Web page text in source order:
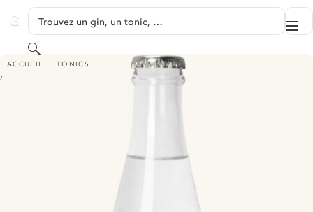
GINVENTORY
Trouvez un gin, un tonic, …
Rechercher
ACCUEIL TONICS
HINKS & SONS AGUA TÓNICA